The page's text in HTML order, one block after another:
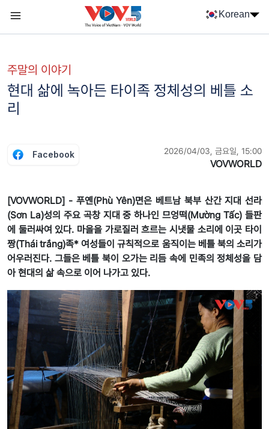
Korean
주말의 이야기
현대 삶에 녹아든 타이족 정체성의 베틀 소
리
Facebook 2026/04/03, 금요일, 15:00
VOVWORLD
[VOVWORLD] - 푸옌(Phù Yên)면은 베트남 북부 산간 지대 선라
(Sơn La)성의 주요 곡창 지대 중 하나인 므엉떡(Mường Tấc) 들판
에 둘러싸여 있다. 마을을 가로질러 흐르는 시냇물 소리에 이곳 타이
짱(Thái trắng)족* 여성들이 규칙적으로 움직이는 베틀 북의 소리가
어우러진다. 그들은 베틀 북이 오가는 리듬 속에 민족의 정체성을 담
아 현대의 삶 속으로 이어 나가고 있다.